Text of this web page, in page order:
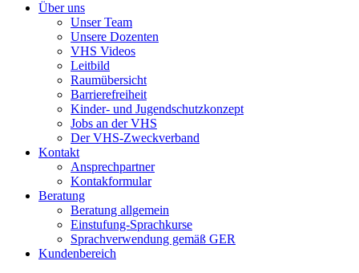
Über uns
Unser Team
Unsere Dozenten
VHS Videos
Leitbild
Raumübersicht
Barrierefreiheit
Kinder- und Jugendschutzkonzept
Jobs an der VHS
Der VHS-Zweckverband
Kontakt
Ansprechpartner
Kontakformular
Beratung
Beratung allgemein
Einstufung-Sprachkurse
Sprachverwendung gemäß GER
Kundenbereich